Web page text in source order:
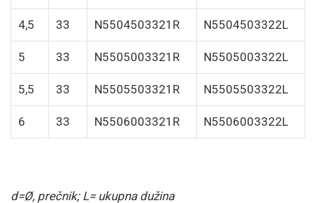
4,5 33 N5504503321R N5504503322L
5 33 N5505003321R N5505003322L
5,5 33 N5505503321R N5505503322L
6 33 N5506003321R N5506003322L
d=Ø, prečnik; L= ukupna dužina